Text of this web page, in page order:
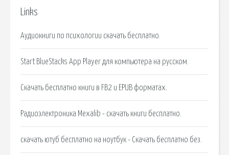
Links
Аудиокниги по психологии скачать бесплатно.
Start BlueStacks App Player для компьютера на русском.
Скачать бесплатно книги в FB2 и EPUB форматах.
Радиоэлектроника Mexalib - скачать книги бесплатно.
скачать ютуб бесплатно на ноутбук - Скачать бесплатно без.